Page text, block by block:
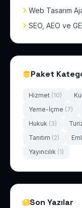
Web Tasarım
SEO, AEO ve
Paket
Hizmet (10)
Yeme-İçme (7)
Hukuk (3)
Tanıtım (2)
Yayıncılık (1)
Son Yazılar